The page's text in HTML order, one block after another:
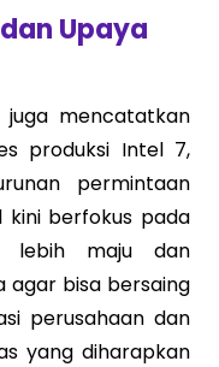
Upaya
juga mencatatkan
produksi Intel 7,
permintaan
berfokus pada
lebih maju dan
agar bisa bersaing
perusahaan dan
yang diharapkan